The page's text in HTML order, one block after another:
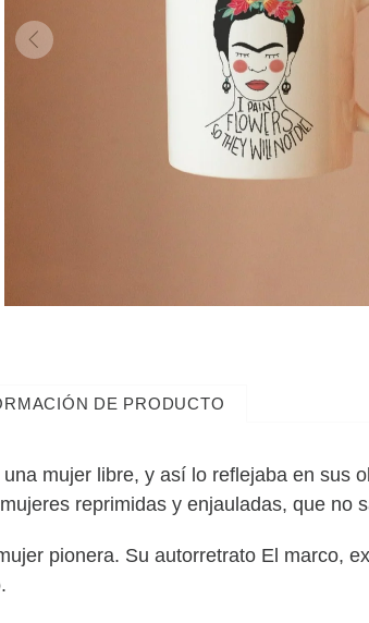
DE PRODUCTO
una mujer libre, y así lo reflejaba en sus
reprimidas y enjauladas, que no
pionera. Su autorretrato El marco,